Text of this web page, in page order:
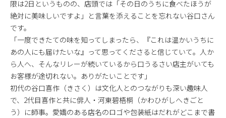
限は2日というものの、店頭では「その日のうちに食べたほうが
絶対に美味しいですよ」と言葉を添えることを忘れない谷口さん
です。
「一度できたての味を知ってしまったら、『これは温かいうちに
あの人にも届けたいな』って思ってくださると信じていて。人か
ら人へ、そんなリレーが続いているから口うるさい店主がいても
お客様が途切れない。ありがたいことです」
初代の谷口喜作（きさく）は文化人とのつながりも深い趣味人
で、2代目喜作と共に俳人・河東碧梧桐（かわひがしへきごと
う）に師事。愛嬌のある店名のロゴや包装紙はだれがどこまで書